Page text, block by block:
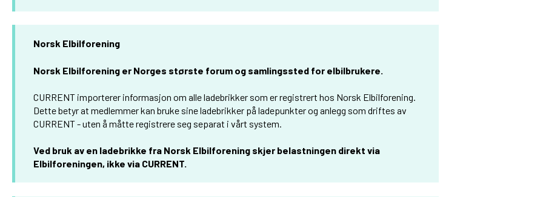
Norsk Elbilforening
Norsk Elbilforening er Norges største forum og samlingssted for elbilbrukere.
CURRENT importerer informasjon om alle ladebrikker som er registrert hos Norsk Elbilforening.
Dette betyr at medlemmer kan bruke sine ladebrikker på ladepunkter og anlegg som driftes av
CURRENT - uten å måtte registrere seg separat i vårt system.
Ved bruk av en ladebrikke fra Norsk Elbilforening skjer belastningen direkt via
Elbilforeningen, ikke via CURRENT.